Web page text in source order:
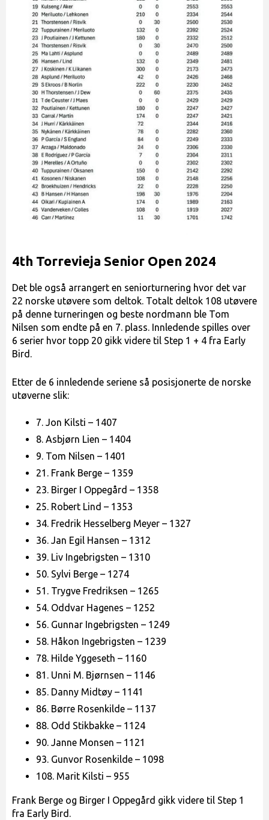
4th Torrevieja Senior Open 2024
Det ble også arrangert en seniorturnering hvor det var
22 norske utøvere som deltok. Totalt deltok 108 utøvere
på denne turneringen og beste nordmann ble Tom
Nilsen som endte på en 7. plass. Innledende spilles over
6 serier hvor topp 20 gikk videre til Step 1 + 4 fra Early
Bird.
Etter de 6 innledende seriene så posisjonerte de norske
utøverne slik:
7. Jon Kilsti – 1407
8. Asbjørn Lien – 1404
9. Tom Nilsen – 1401
21. Frank Berge – 1359
23. Birger I Oppegård – 1358
25. Robert Lind – 1353
34. Fredrik Hesselberg Meyer – 1327
36. Jan Egil Hansen – 1312
39. Liv Ingebrigsten – 1310
50. Sylvi Berge – 1274
51. Trygve Fredriksen – 1265
54. Oddvar Hagenes – 1252
56. Gunnar Ingebrigsten – 1249
58. Håkon Ingebrigsten – 1239
78. Hilde Yggeseth – 1160
81. Unni M. Bjørnsen – 1146
85. Danny Midtøy – 1141
86. Børre Rosenkilde – 1137
88. Odd Stikbakke – 1124
90. Janne Monsen – 1121
93. Gunvor Rosenkilde – 1098
108. Marit Kilsti – 955
Frank Berge og Birger I Oppegård gikk videre til Step 1
fra Early Bird.